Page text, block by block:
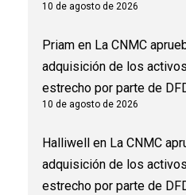
10 de agosto de 2026
Priam en La CNMC
adquisición de los
estrecho por parte de
10 de agosto de 2026
Halliwell en La CNMC
adquisición de los
estrecho por parte de